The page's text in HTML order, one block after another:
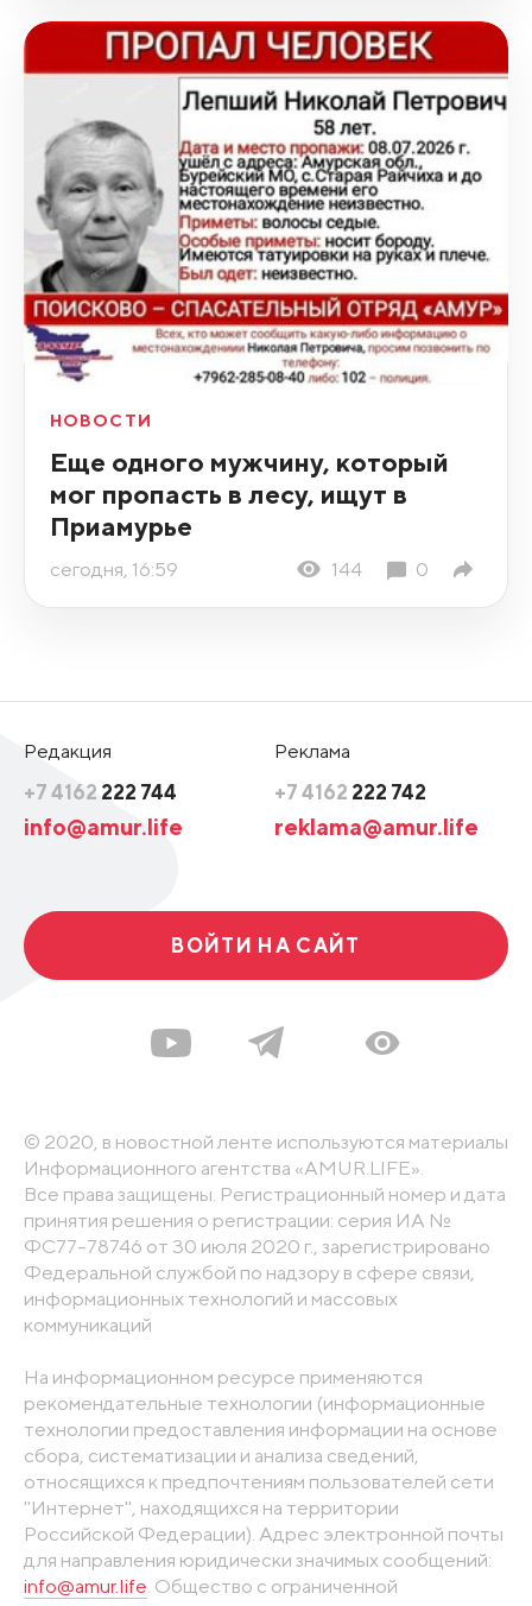
НОВОСТИ
Еще одного мужчину, который
мог пропасть в лесу, ищут в
Приамурье
сегодня, 16:59 144 0
Редакция
+7 4162 222 744
info@amur.life
Реклама
+7 4162 222 742
reklama@amur.life
ВОЙТИ НА САЙТ
© 2020, в новостной ленте используются материалы
Информационного агентства «AMUR.LIFE».
Все права защищены. Регистрационный номер и дата
принятия решения о регистрации: серия ИА №
ФС77-78746 от 30 июля 2020 г., зарегистрировано
Федеральной службой по надзору в сфере связи,
информационных технологий и массовых
коммуникаций
На информационном ресурсе применяются
рекомендательные технологии (информационные
технологии предоставления информации на основе
сбора, систематизации и анализа сведений,
относящихся к предпочтениям пользователей сети
"Интернет", находящихся на территории
Российской Федерации). Адрес электронной почты
для направления юридически значимых сообщений:
info@amur.life . Общество с ограниченной